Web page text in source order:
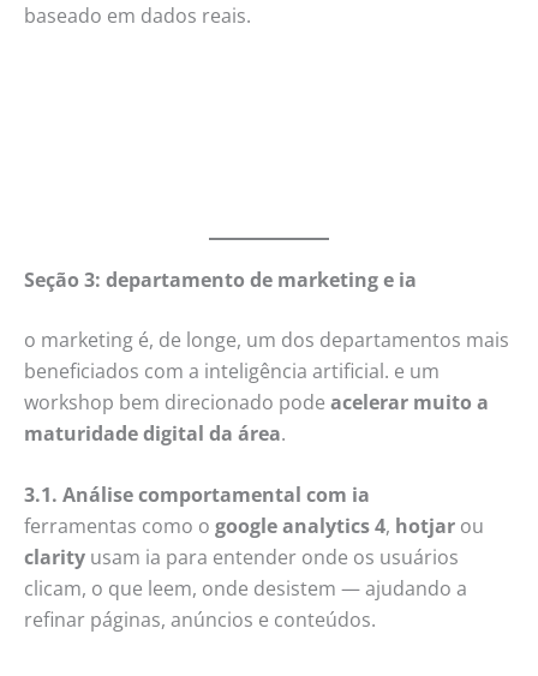
baseado em dados reais.
Seção 3: departamento de marketing e ia
o marketing é, de longe, um dos departamentos mais
beneficiados com a inteligência artificial. e um
workshop bem direcionado pode acelerar muito a
maturidade digital da área.
3.1. Análise comportamental com ia
ferramentas como o google analytics 4, hotjar ou
clarity usam ia para entender onde os usuários
clicam, o que leem, onde desistem — ajudando a
refinar páginas, anúncios e conteúdos.